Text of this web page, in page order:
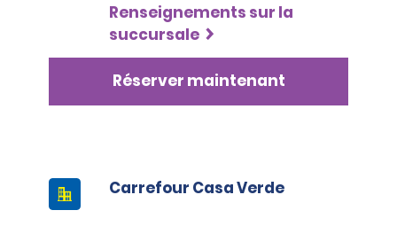
Renseignements sur la
succursale
Réserver maintenant
Carrefour Casa Verde